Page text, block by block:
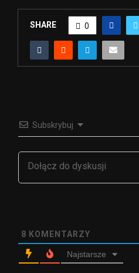
SHARE 0
Subskrybuj
8 KOMENTARZY
Najstarsze